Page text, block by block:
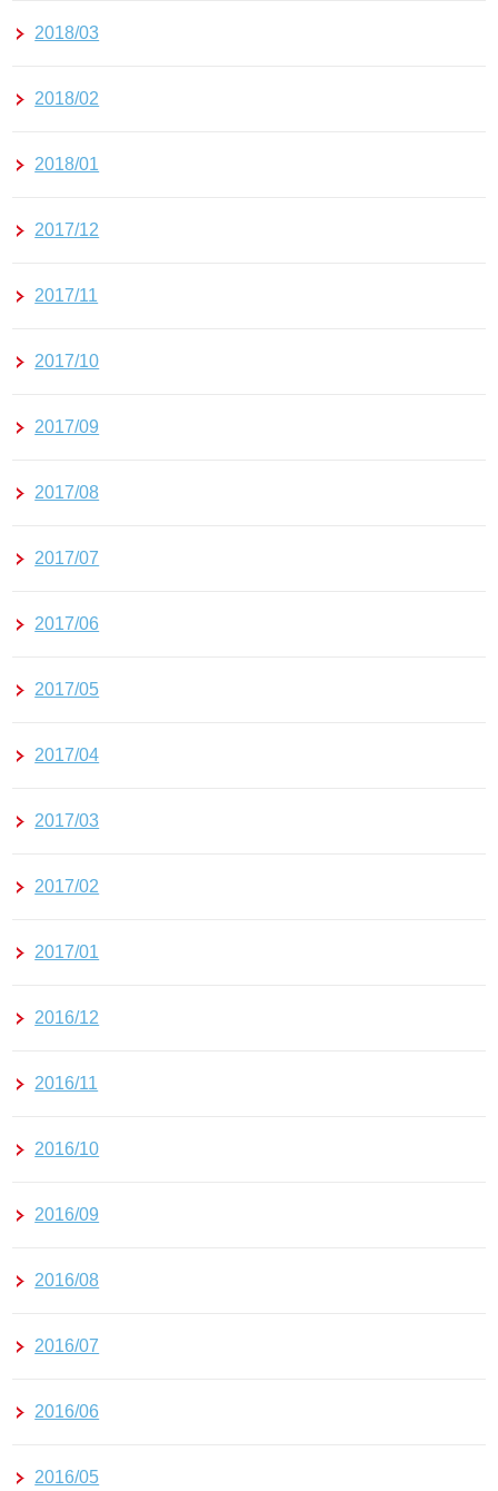
2018/03
2018/02
2018/01
2017/12
2017/11
2017/10
2017/09
2017/08
2017/07
2017/06
2017/05
2017/04
2017/03
2017/02
2017/01
2016/12
2016/11
2016/10
2016/09
2016/08
2016/07
2016/06
2016/05